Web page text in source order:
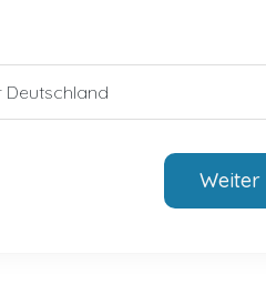
Weiter